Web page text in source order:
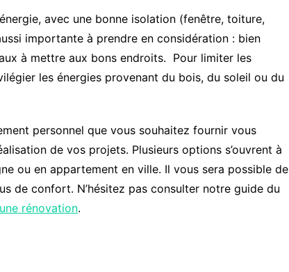
avec une bonne isolation (fenêtre, toiture,
importante à prendre en considération : bien
à mettre aux bons endroits. Pour limiter les
les énergies provenant du bois, du soleil ou du
personnel que vous souhaitez fournir vous
de vos projets. Plusieurs options s’ouvrent à
ou en appartement en ville. Il vous sera possible de
de confort. N’hésitez pas consulter notre guide du
rénovation.